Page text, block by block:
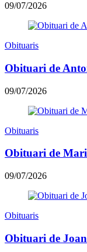
09/07/2026
Obituaris
Obituari de
09/07/2026
Obituaris
Obituari de
09/07/2026
Obituaris
Obituari de